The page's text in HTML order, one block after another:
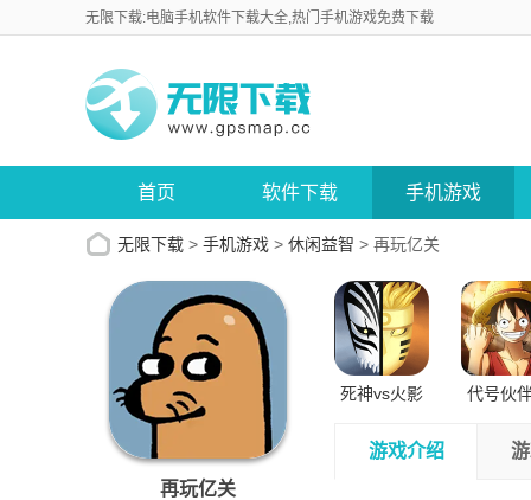
无限下载:电脑手机软件下载大全,热门手机游戏免费下载
首页 软件下载 手机游戏
无限下载 > 手机游戏 > 休闲益智 > 再玩亿关
再玩亿关
死神vs火影
代号伙
游戏介绍